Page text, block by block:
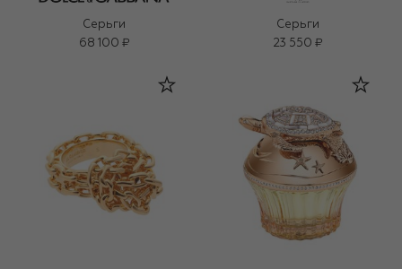
Серьги
68 100 ₽
Серьги
23 550 ₽